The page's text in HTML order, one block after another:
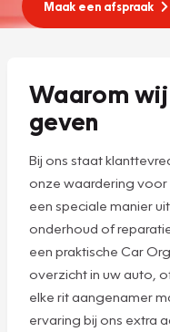
Maak een afspraak
Waarom
geven
Bij ons staat
onze waardering voor
een speciale manier
onderhoud of
een praktische Car
overzicht in uw auto,
elke rit aangenamer
ervaring bij ons extra